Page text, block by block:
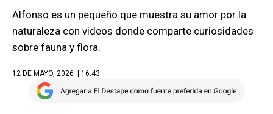
Alfonso es un pequeño que muestra su amor por la
naturaleza con videos donde comparte curiosidades
sobre fauna y flora.
12 DE MAYO, 2026 | 16.43